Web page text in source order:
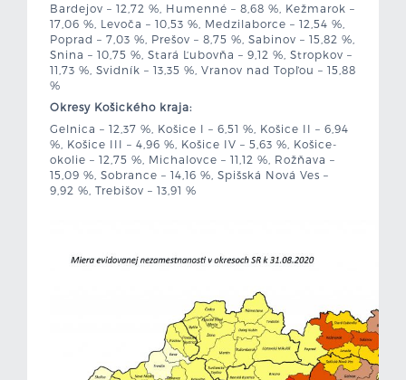
Bardejov – 12,72 %, Humenné – 8,68 %, Kežmarok –
17,06 %, Levoča – 10,53 %, Medzilaborce – 12,54 %,
Poprad – 7,03 %, Prešov – 8,75 %, Sabinov – 15,82 %,
Snina – 10,75 %, Stará Ľubovňa – 9,12 %, Stropkov –
11,73 %, Svidník – 13,35 %, Vranov nad Topľou – 15,88
%
Okresy Košického kraja:
Gelnica – 12,37 %, Košice I – 6,51 %, Košice II – 6,94
%, Košice III – 4,96 %, Košice IV – 5,63 %, Košice-
okolie – 12,75 %, Michalovce – 11,12 %, Rožňava –
15,09 %, Sobrance – 14,16 %, Spišská Nová Ves –
9,92 %, Trebišov – 13,91 %